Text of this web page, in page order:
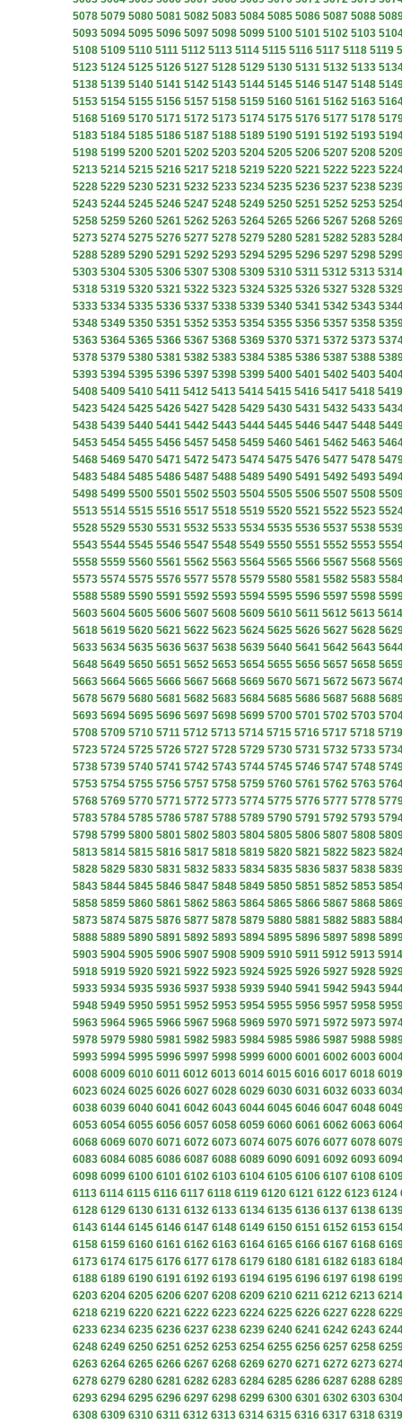
5078 5079 5080 5081 5082 5083 5084 5085 5086 5087 5088
5093 5094 5095 5096 5097 5098 5099 5100 5101 5102 5103
5108 5109 5110 5111 5112 5113 5114 5115 5116 5117 5118 5119
5123 5124 5125 5126 5127 5128 5129 5130 5131 5132 5133
5138 5139 5140 5141 5142 5143 5144 5145 5146 5147 5148
5153 5154 5155 5156 5157 5158 5159 5160 5161 5162 5163
5168 5169 5170 5171 5172 5173 5174 5175 5176 5177 5178
5183 5184 5185 5186 5187 5188 5189 5190 5191 5192 5193
5198 5199 5200 5201 5202 5203 5204 5205 5206 5207 5208
5213 5214 5215 5216 5217 5218 5219 5220 5221 5222 5223
5228 5229 5230 5231 5232 5233 5234 5235 5236 5237 5238
5243 5244 5245 5246 5247 5248 5249 5250 5251 5252 5253
5258 5259 5260 5261 5262 5263 5264 5265 5266 5267 5268
5273 5274 5275 5276 5277 5278 5279 5280 5281 5282 5283
5288 5289 5290 5291 5292 5293 5294 5295 5296 5297 5298
5303 5304 5305 5306 5307 5308 5309 5310 5311 5312 5313 5314
5318 5319 5320 5321 5322 5323 5324 5325 5326 5327 5328
5333 5334 5335 5336 5337 5338 5339 5340 5341 5342 5343
5348 5349 5350 5351 5352 5353 5354 5355 5356 5357 5358
5363 5364 5365 5366 5367 5368 5369 5370 5371 5372 5373
5378 5379 5380 5381 5382 5383 5384 5385 5386 5387 5388
5393 5394 5395 5396 5397 5398 5399 5400 5401 5402 5403
5408 5409 5410 5411 5412 5413 5414 5415 5416 5417 5418 5419
5423 5424 5425 5426 5427 5428 5429 5430 5431 5432 5433
5438 5439 5440 5441 5442 5443 5444 5445 5446 5447 5448
5453 5454 5455 5456 5457 5458 5459 5460 5461 5462 5463
5468 5469 5470 5471 5472 5473 5474 5475 5476 5477 5478
5483 5484 5485 5486 5487 5488 5489 5490 5491 5492 5493
5498 5499 5500 5501 5502 5503 5504 5505 5506 5507 5508
5513 5514 5515 5516 5517 5518 5519 5520 5521 5522 5523
5528 5529 5530 5531 5532 5533 5534 5535 5536 5537 5538
5543 5544 5545 5546 5547 5548 5549 5550 5551 5552 5553
5558 5559 5560 5561 5562 5563 5564 5565 5566 5567 5568
5573 5574 5575 5576 5577 5578 5579 5580 5581 5582 5583
5588 5589 5590 5591 5592 5593 5594 5595 5596 5597 5598
5603 5604 5605 5606 5607 5608 5609 5610 5611 5612 5613 5614
5618 5619 5620 5621 5622 5623 5624 5625 5626 5627 5628
5633 5634 5635 5636 5637 5638 5639 5640 5641 5642 5643
5648 5649 5650 5651 5652 5653 5654 5655 5656 5657 5658
5663 5664 5665 5666 5667 5668 5669 5670 5671 5672 5673
5678 5679 5680 5681 5682 5683 5684 5685 5686 5687 5688
5693 5694 5695 5696 5697 5698 5699 5700 5701 5702 5703
5708 5709 5710 5711 5712 5713 5714 5715 5716 5717 5718 5719
5723 5724 5725 5726 5727 5728 5729 5730 5731 5732 5733
5738 5739 5740 5741 5742 5743 5744 5745 5746 5747 5748
5753 5754 5755 5756 5757 5758 5759 5760 5761 5762 5763
5768 5769 5770 5771 5772 5773 5774 5775 5776 5777 5778
5783 5784 5785 5786 5787 5788 5789 5790 5791 5792 5793
5798 5799 5800 5801 5802 5803 5804 5805 5806 5807 5808
5813 5814 5815 5816 5817 5818 5819 5820 5821 5822 5823
5828 5829 5830 5831 5832 5833 5834 5835 5836 5837 5838
5843 5844 5845 5846 5847 5848 5849 5850 5851 5852 5853
5858 5859 5860 5861 5862 5863 5864 5865 5866 5867 5868
5873 5874 5875 5876 5877 5878 5879 5880 5881 5882 5883
5888 5889 5890 5891 5892 5893 5894 5895 5896 5897 5898
5903 5904 5905 5906 5907 5908 5909 5910 5911 5912 5913 5914
5918 5919 5920 5921 5922 5923 5924 5925 5926 5927 5928
5933 5934 5935 5936 5937 5938 5939 5940 5941 5942 5943
5948 5949 5950 5951 5952 5953 5954 5955 5956 5957 5958
5963 5964 5965 5966 5967 5968 5969 5970 5971 5972 5973
5978 5979 5980 5981 5982 5983 5984 5985 5986 5987 5988
5993 5994 5995 5996 5997 5998 5999 6000 6001 6002 6003
6008 6009 6010 6011 6012 6013 6014 6015 6016 6017 6018 6019
6023 6024 6025 6026 6027 6028 6029 6030 6031 6032 6033
6038 6039 6040 6041 6042 6043 6044 6045 6046 6047 6048
6053 6054 6055 6056 6057 6058 6059 6060 6061 6062 6063
6068 6069 6070 6071 6072 6073 6074 6075 6076 6077 6078
6083 6084 6085 6086 6087 6088 6089 6090 6091 6092 6093
6098 6099 6100 6101 6102 6103 6104 6105 6106 6107 6108
6113 6114 6115 6116 6117 6118 6119 6120 6121 6122 6123 6124
6128 6129 6130 6131 6132 6133 6134 6135 6136 6137 6138
6143 6144 6145 6146 6147 6148 6149 6150 6151 6152 6153
6158 6159 6160 6161 6162 6163 6164 6165 6166 6167 6168
6173 6174 6175 6176 6177 6178 6179 6180 6181 6182 6183
6188 6189 6190 6191 6192 6193 6194 6195 6196 6197 6198
6203 6204 6205 6206 6207 6208 6209 6210 6211 6212 6213 6214
6218 6219 6220 6221 6222 6223 6224 6225 6226 6227 6228
6233 6234 6235 6236 6237 6238 6239 6240 6241 6242 6243
6248 6249 6250 6251 6252 6253 6254 6255 6256 6257 6258
6263 6264 6265 6266 6267 6268 6269 6270 6271 6272 6273
6278 6279 6280 6281 6282 6283 6284 6285 6286 6287 6288
6293 6294 6295 6296 6297 6298 6299 6300 6301 6302 6303
6308 6309 6310 6311 6312 6313 6314 6315 6316 6317 6318 6319